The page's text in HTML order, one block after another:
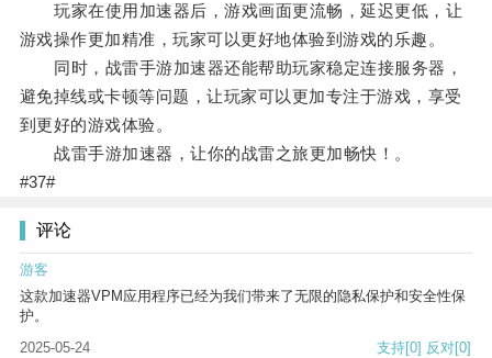
玩家在使用加速器后，游戏画面更流畅，延迟更低，让
游戏操作更加精准，玩家可以更好地体验到游戏的乐趣。
同时，战雷手游加速器还能帮助玩家稳定连接服务器，
避免掉线或卡顿等问题，让玩家可以更加专注于游戏，享受
到更好的游戏体验。
战雷手游加速器，让你的战雷之旅更加畅快！。
#37#
评论
游客
这款加速器VPM应用程序已经为我们带来了无限的隐私保护和安全性保
护。
2025-05-24
支持[0] 反对[0]